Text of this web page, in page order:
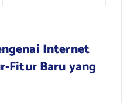
Internet
Fitur Baru yang